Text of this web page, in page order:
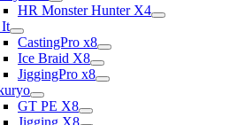
HR Monster Hunter X4
It
CastingPro x8
Ice Braid X8
JiggingPro x8
GT PE X8